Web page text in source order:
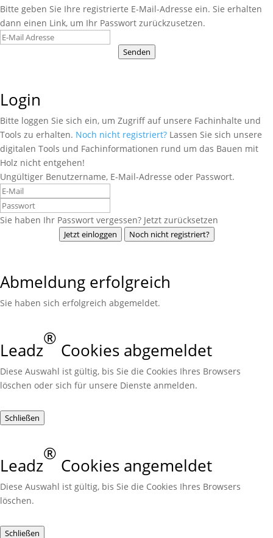
Bitte geben Sie Ihre registrierte E-Mail-Adresse ein. Sie erhalten
dann einen Link, um Ihr Passwort zurückzusetzen.
Senden
Login
Bitte loggen Sie sich ein, um Zugriff auf unsere Fachinhalte und
Tools zu erhalten. Noch nicht registriert? Lassen Sie sich unsere
digitalen Tools und Fachinformationen rund um das Bauen mit
Holz nicht entgehen!
Ungültiger Benutzername, E-Mail-Adresse oder Passwort.
Sie haben Ihr Passwort vergessen? Jetzt zurücksetzen
Jetzt einloggen Noch nicht registriert?
Abmeldung erfolgreich
Sie haben sich erfolgreich abgemeldet.
Leadz
®
Cookies abgemeldet
Diese Auswahl ist gültig, bis Sie die Cookies Ihres Browsers
löschen oder sich für unsere Dienste anmelden.
Schließen
Leadz
®
Cookies angemeldet
Diese Auswahl ist gültig, bis Sie die Cookies Ihres Browsers
löschen.
Schließen